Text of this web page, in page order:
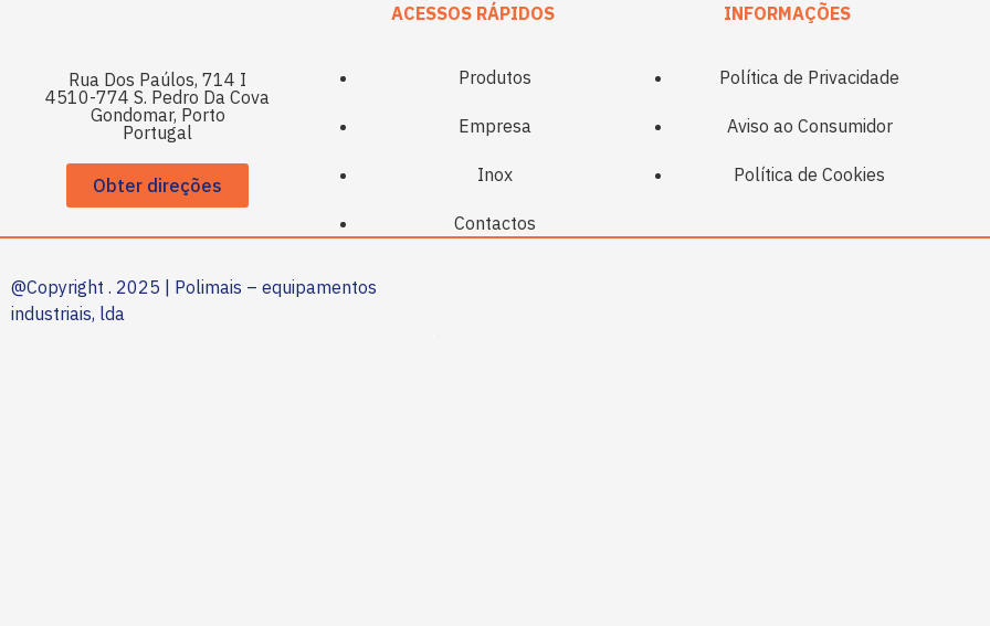
Rua Dos Paúlos, 714 I
4510-774 S. Pedro Da Cova
Gondomar, Porto
Portugal
Obter direções
ACESSOS RÁPIDOS
Produtos
Empresa
Inox
Contactos
INFORMAÇÕES
Política de Privacidade
Aviso ao Consumidor
Política de Cookies
@Copyright . 2025 | Polimais – equipamentos
industriais, lda